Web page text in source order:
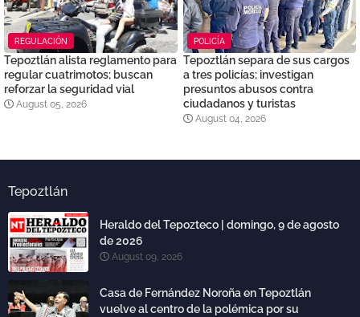
REGULACIÓN
Tepoztlán alista reglamento para
regular cuatrimotos; buscan
reforzar la seguridad vial
August 05, 2026
POLICÍA
Tepoztlán separa de sus cargos
a tres policías; investigan
presuntos abusos contra
ciudadanos y turistas
August 04, 2026
Tepoztlán
Heraldo del Tepozteco | domingo, 9 de agosto
de 2026
August 09, 2026
Casa de Fernández Noroña en Tepoztlán
vuelve al centro de la polémica por su